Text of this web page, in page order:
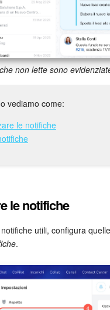
non lette sono
vediamo come:
le notifiche
le notifiche
utili, configura
.